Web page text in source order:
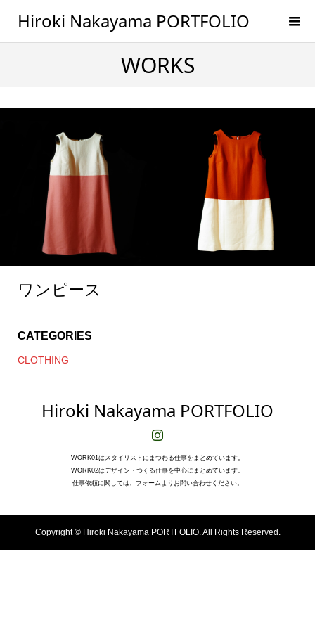
Hiroki Nakayama PORTFOLIO
WORKS
ワンピース
CATEGORIES
CLOTHING
Hiroki Nakayama PORTFOLIO
WORK01はスタイリストにまつわる仕事をまとめています。
WORK02はデザイン・つくる仕事を中心にまとめています。
仕事依頼に関しては、フォームよりお問い合わせください。
Copyright ©Hiroki Nakayama PORTFOLIO. All Rights Reserved.